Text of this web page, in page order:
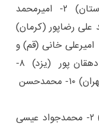
۴۱ کیلوگرم: ۱- آرمین اسماعیلی (خوزستان) ۲- امیرمحمد
۳- امیرمحمد علی رضاپور (کرمان)
نیک پور (منطقه آزاد اروند) ۵- امیرعلی خانی (قم) و
محمدمهدی عسکری (اصفهان) ۷- پوریا دهقان پور (یزد) ۸-
سینا غفوری (تهران) ۹- میرپوریا عزیزی (تهران) ۱۰- محمدحسن
۴۴ کیلوگرم: ۱- محمدامین آذرپیرا (کرمان) ۲- محمدجواد عیسی